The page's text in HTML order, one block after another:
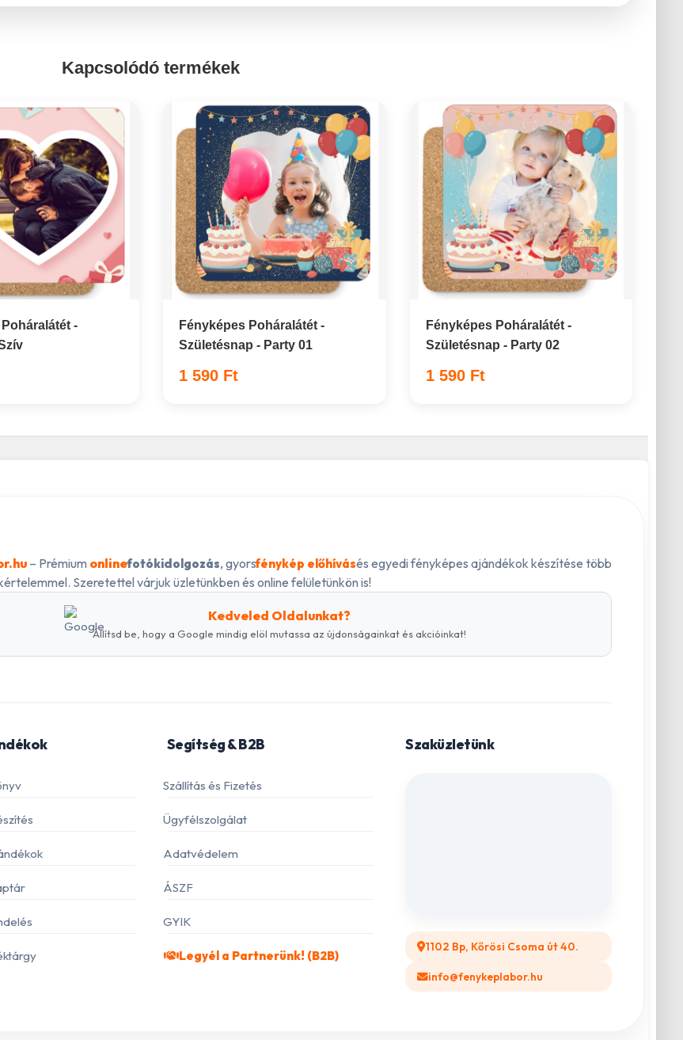
Kapcsolódó termékek
-
Fényképes Poháralátét -
Születésnap - Party 01
1 590 Ft
Fényképes Poháralátét -
Születésnap - Party 02
1 590 Ft
– Prémium onlinefotókidolgozás, gyorsfénykép előhívásés egyedi fényképes ajándékok készítése több
Szeretettel várjuk üzletünkben és online felületünkön is!
Kedveled Oldalunkat?
Állítsd be, hogy a Google mindig elöl mutassa az újdonságainkat és akcióinkat!
Segítség & B2B
Szállítás és Fizetés
Ügyfélszolgálat
Adatvédelem
ÁSZF
GYIK
Legyél a Partnerünk! (B2B)
Szaküzletünk
1102 Bp, Kőrösi Csoma út 40.
info@fenykeplabor.hu